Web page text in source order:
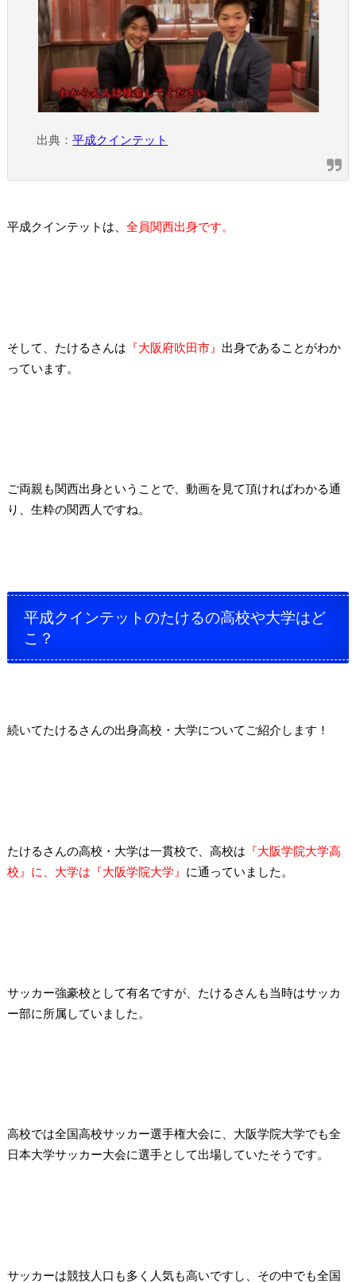
出典：平成クインテット
平成クインテットは、 全員関西出身です。
そして、たけるさんは 『大阪府吹田市』 出身であることがわか
っています。
ご両親も関西出身ということで、動画を見て頂ければわかる通
り、生粋の関西人ですね。
平成クインテットのたけるの高校や大学はど
こ？
続いてたけるさんの出身高校・大学についてご紹介します！
たけるさんの高校・大学は一貫校で、高校は 『大阪学院大学高
校』に、大学は『大阪学院大学』 に通っていました。
サッカー強豪校として有名ですが、たけるさんも当時はサッカ
ー部に所属していました。
高校では全国高校サッカー選手権大会に、大阪学院大学でも全
日本大学サッカー大会に選手として出場していたそうです。
サッカーは競技人口も多く人気も高いですし、その中でも全国